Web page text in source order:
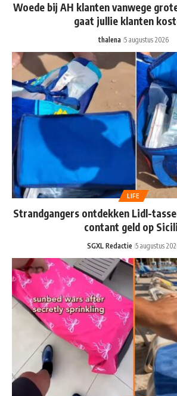
Woede bij AH klanten vanwege
gaat jullie klanten
thalena 5 augustus 2026
LIFE
Strandgangers ontdekken Lidl-
contant geld op
SGXL Redactie 5 augustus